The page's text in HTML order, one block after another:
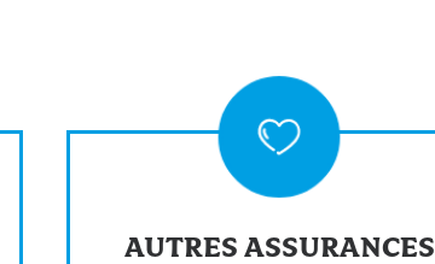
AUTRES ASSURANCES